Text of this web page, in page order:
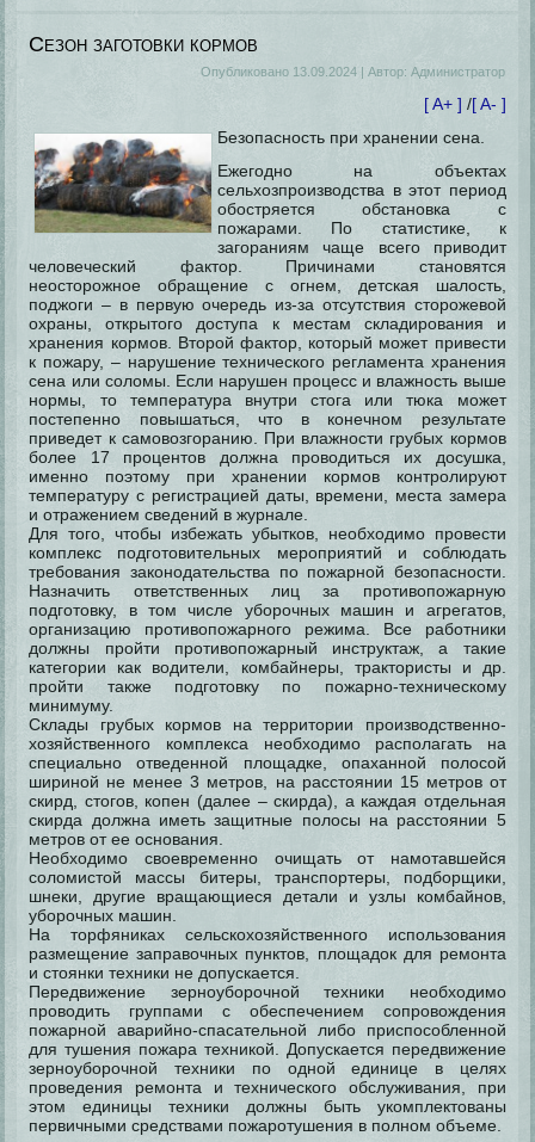
Сезон заготовки кормов
Опубликовано 13.09.2024| Автор: Администратор
[ A+ ] /[ A- ]
Безопасность при хранении сена.
Ежегодно на объектах
сельхозпроизводства в этот период
обостряется обстановка с
пожарами. По статистике, к
загораниям чаще всего приводит
человеческий фактор. Причинами становятся
неосторожное обращение с огнем, детская шалость,
поджоги – в первую очередь из-за отсутствия сторожевой
охраны,открытого доступа к местам складирования и
хранения кормов. Второй фактор, который может привести
к пожару, – нарушение технического регламента хранения
сена или соломы. Если нарушен процесс и влажность выше
нормы, то температура внутри стога или тюка может
постепенно повышаться, что в конечном результате
приведет к самовозгоранию. При влажности грубых кормов
более 17 процентов должна проводиться их досушка,
именно поэтому при хранении кормов контролируют
температуру с регистрацией даты, времени, места замера
и отражением сведений в журнале.
Для того, чтобы избежать убытков, необходимо провести
комплекс подготовительных мероприятий и соблюдать
требования законодательства по пожарной безопасности.
Назначить ответственных лиц за противопожарную
подготовку, в том числе уборочных машин и агрегатов,
организацию противопожарного режима. Все работники
должны пройти противопожарный инструктаж, а такие
категории как водители, комбайнеры, трактористы и др.
пройти также подготовку по пожарно-техническому
минимуму.
Склады грубых кормов на территории производственно-
хозяйственного комплекса необходимо располагать на
специально отведенной площадке, опаханной полосой
шириной не менее 3 метров, на расстоянии 15 метров от
скирд, стогов, копен (далее – скирда), а каждая отдельная
скирда должна иметь защитные полосы на расстоянии 5
метров от ее основания.
Необходимо своевременно очищать от намотавшейся
соломистой массы битеры, транспортеры, подборщики,
шнеки, другие вращающиеся детали и узлы комбайнов,
уборочных машин.
На торфяниках сельскохозяйственного использования
размещение заправочных пунктов, площадок для ремонта
и стоянки техники не допускается.
Передвижение зерноуборочной техники необходимо
проводить группами с обеспечением сопровождения
пожарной аварийно-спасательной либо приспособленной
для тушения пожара техникой. Допускается передвижение
зерноуборочной техники по одной единице в целях
проведения ремонта и технического обслуживания, при
этом единицы техники должны быть укомплектованы
первичными средствами пожаротушения в полном объеме.